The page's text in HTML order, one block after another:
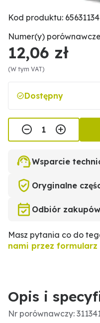
Kod produktu:
Numer(y)
12,06 zł
(W tym VAT)
Dostępny
Wsparcie
Oryginalne
Odbiór
Masz pytania co do
nami przez formularz
Opis i
Nr porównawczy: